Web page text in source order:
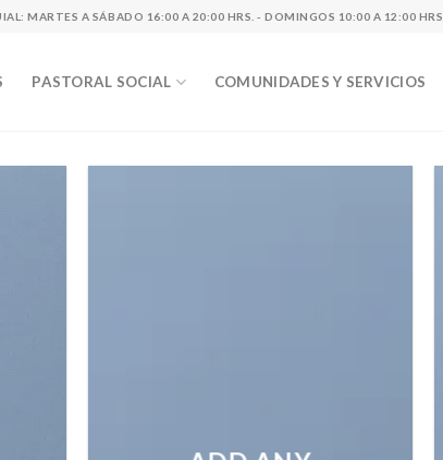
MARTES A SÁBADO 16:00 A 20:00 HRS. - DOMINGOS 10:00 A 12:00 HRS.
PASTORAL SOCIAL COMUNIDADES Y SERVICIOS